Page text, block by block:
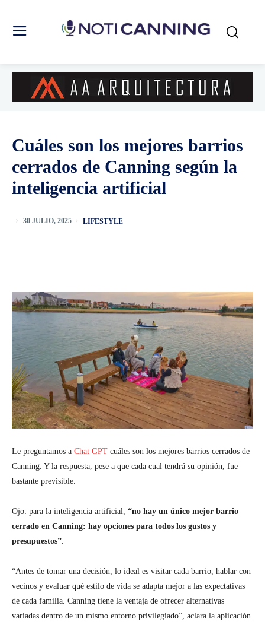
Cuáles son los mejores barrios
cerrados de Canning según la
inteligencia artificial
30 JULIO, 2025 LIFESTYLE
Le preguntamos a Chat GPT cuáles son los mejores barrios cerrados de
Canning. Y la respuesta, pese a que cada cual tendrá su opinión, fue
bastante previsible.
Ojo: para la inteligencia artificial, “no hay un único mejor barrio
cerrado en Canning: hay opciones para todos los gustos y
presupuestos”.
“Antes de tomar una decisión, lo ideal es visitar cada barrio, hablar con
vecinos y evaluar qué estilo de vida se adapta mejor a las expectativas
de cada familia. Canning tiene la ventaja de ofrecer alternativas
variadas dentro de un mismo entorno privilegiado”, aclara la aplicación.